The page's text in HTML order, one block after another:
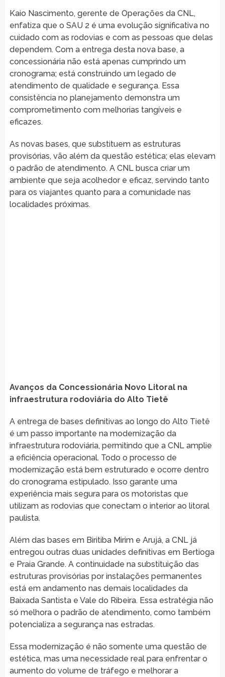
Kaio Nascimento, gerente de Operações da CNL,
enfatiza que o SAU 2 é uma evolução significativa no
cuidado com as rodovias e com as pessoas que delas
dependem. Com a entrega desta nova base, a
concessionária não está apenas cumprindo um
cronograma; está construindo um legado de
atendimento de qualidade e segurança. Essa
consistência no planejamento demonstra um
comprometimento com melhorias tangíveis e
eficazes.
As novas bases, que substituem as estruturas
provisórias, vão além da questão estética; elas elevam
o padrão de atendimento. A CNL busca criar um
ambiente que seja acolhedor e eficaz, servindo tanto
para os viajantes quanto para a comunidade nas
localidades próximas.
Avanços da Concessionária Novo Litoral na
infraestrutura rodoviária do Alto Tietê
A entrega de bases definitivas ao longo do Alto Tietê
é um passo importante na modernização da
infraestrutura rodoviária, permitindo que a CNL amplie
a eficiência operacional. Todo o processo de
modernização está bem estruturado e ocorre dentro
do cronograma estipulado. Isso garante uma
experiência mais segura para os motoristas que
utilizam as rodovias que conectam o interior ao litoral
paulista.
Além das bases em Biritiba Mirim e Arujá, a CNL já
entregou outras duas unidades definitivas em Bertioga
e Praia Grande. A continuidade na substituição das
estruturas provisórias por instalações permanentes
está em andamento nas demais localidades da
Baixada Santista e Vale do Ribeira. Essa estratégia não
só melhora o padrão de atendimento, como também
potencializa a segurança nas estradas.
Essa modernização é não somente uma questão de
estética, mas uma necessidade real para enfrentar o
aumento do volume de tráfego e melhorar a